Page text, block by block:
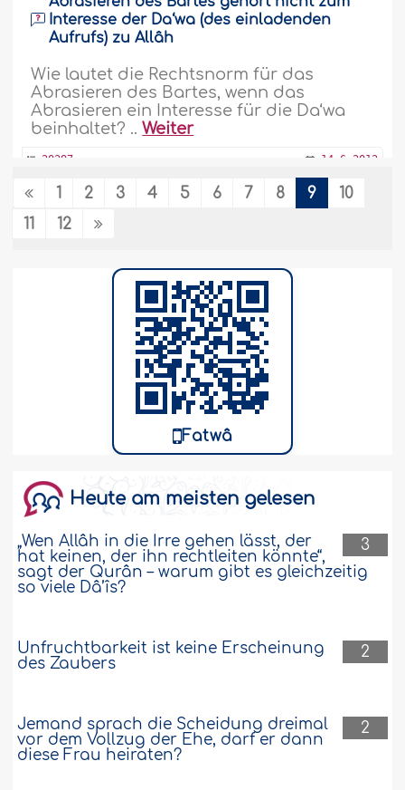
Interesse der Da‘wa (des einladenden
Aufrufs) zu Allâh
Wie lautet die Rechtsnorm für das
Abrasieren des Bartes, wenn das
Abrasieren ein Interesse für die Da‘wa
beinhaltet? ..Weiter
20397 14-6-2012
Rechtsnorm für jemanden, der während
Ein Mann verrichtet Wudû und wäscht
einen seiner Körperteile mit der Absicht
der Kühlung oder der Reinigung. Wie
lautet nun die Rechtsnorm für die
Absicht seines Wudû?..Weiter
Macht das plötzliche Austreten des
Samens ohne Gelüste die rituelle
Ganzkörperwaschung (Ghusl) zur Pflicht?
Wie lautet die Rechtsnorm für den
grundlosen Austritt des Samens? Macht
das die rituelle Ganzkörperwaschung zur
Pflicht?..Weiter
Macht das Berühren des Hintern den
Wudû ungültig? Was genau ist mit dem
1 2 3 4 5 6 7 8 9
10
11
12
Fatwâ
Heute am meisten gelesen
3
„Wen Allâh in die Irre gehen lässt, der
hat keinen, der ihn rechtleiten könnte“,
sagt der Qurân – warum gibt es gleichzeitig
so viele Dâ’îs?
2
Unfruchtbarkeit ist keine Erscheinung
des Zaubers
2
Jemand sprach die Scheidung dreimal
vor dem Vollzug der Ehe, darf er dann
diese Frau heiraten?